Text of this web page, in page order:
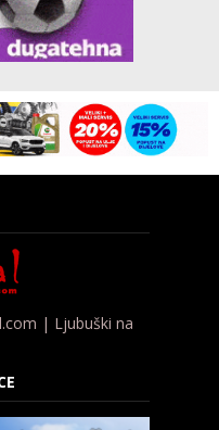
| Ljubuški na